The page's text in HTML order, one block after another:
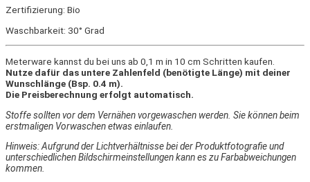
Zertifizierung: Bio
Waschbarkeit: 30° Grad
Meterware kannst du bei uns ab 0,1 m in 10 cm Schritten kaufen.
Nutze dafür das untere Zahlenfeld (benötigte Länge) mit deiner
Wunschlänge (Bsp. 0.4 m).
Die Preisberechnung erfolgt automatisch.
Stoffe sollten vor dem Vernähen vorgewaschen werden. Sie können beim
erstmaligen Vorwaschen etwas einlaufen.
Hinweis: Aufgrund der Lichtverhältnisse bei der Produktfotografie und
unterschiedlichen Bildschirmeinstellungen kann es zu Farbabweichungen
kommen.